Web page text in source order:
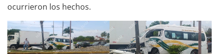
ocurrieron los hechos.